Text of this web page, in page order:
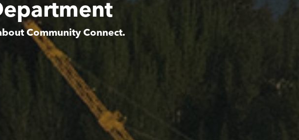
Community Connect.